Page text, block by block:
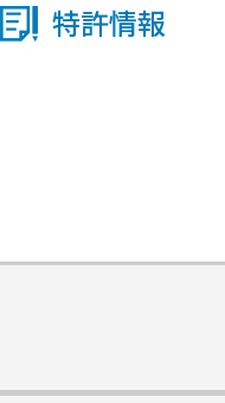
特許情報